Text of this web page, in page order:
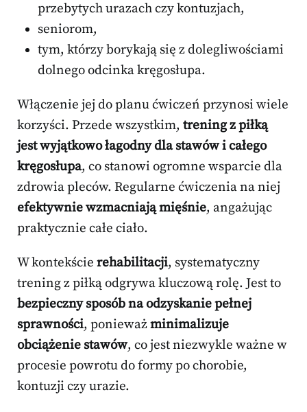
przebytych urazach czy kontuzjach,
seniorom,
tym, którzy borykają się z dolegliwościami
dolnego odcinka kręgosłupa.
Włączenie jej do planu ćwiczeń przynosi wiele
korzyści. Przede wszystkim, trening z piłką
jest wyjątkowo łagodny dla stawów i całego
kręgosłupa, co stanowi ogromne wsparcie dla
zdrowia pleców. Regularne ćwiczenia na niej
efektywnie wzmacniają mięśnie, angażując
praktycznie całe ciało.
W kontekście rehabilitacji, systematyczny
trening z piłką odgrywa kluczową rolę. Jest to
bezpieczny sposób na odzyskanie pełnej
sprawności, ponieważminimalizuje
obciążenie stawów, co jest niezwykle ważne w
procesie powrotu do formy po chorobie,
kontuzji czy urazie.